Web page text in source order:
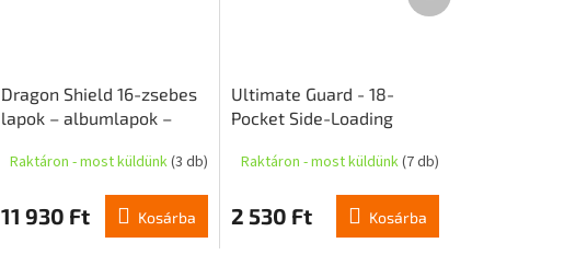
Dragon Shield 16-zsebes
lapok – albumlapok –
tükröződésmentes (50
Raktáron - most küldünk(3 db)
11 930 Ft Kosárba
Ultimate Guard - 18-
Pocket Side-Loading
db
Raktáron - most küldünk(7 db)
2 530 Ft Kosárba